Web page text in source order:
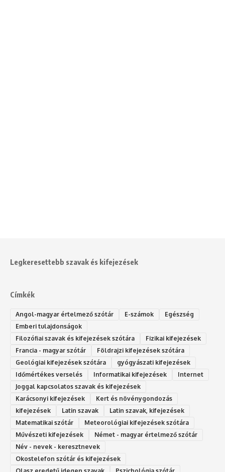
Legkeresettebb szavak és kifejezések
Címkék
Angol-magyar értelmező szótár E-számok
Egészség
Emberi tulajdonságok
Filozófiai szavak és kifejezések szótára
Fizikai kifejezések
Francia - magyar szótár
Földrajzi kifejezések szótára
Geológiai kifejezések szótára
gyógyászati kifejezések
Időmértékes verselés
Informatikai kifejezések
Internet
Joggal kapcsolatos szavak és kifejezések
Karácsonyi kifejezések
Kert és növénygondozás
kifejezések
Latin szavak
Latin szavak, kifejezések
Matematikai szótár
Meteorológiai kifejezések szótára
Művészeti kifejezések
Német - magyar értelmező szótár
Név - nevek - keresztnevek
Okostelefon szótár és kifejezések